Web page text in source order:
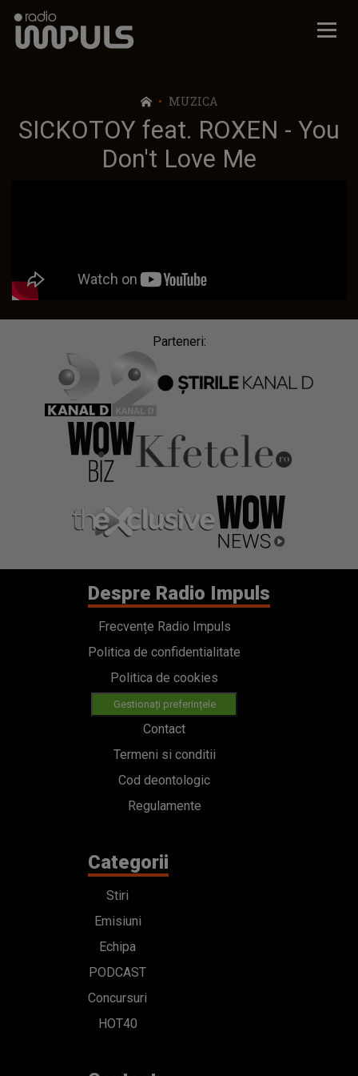
Radio Impuls
MUZICA
SICKOTOY feat. ROXEN - You
Don't Love Me
Parteneri:
Despre Radio Impuls
Frecvențe Radio Impuls
Politica de confidentialitate
Politica de cookies
Gestionați preferințele
Contact
Termeni si conditii
Cod deontologic
Regulamente
Categorii
Stiri
Emisiuni
Echipa
PODCAST
Concursuri
HOT40